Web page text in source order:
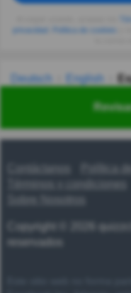
Deutsch English
Українська
Contáctanos
Política
Términos y condiciones
Copyright © 2026
reservados